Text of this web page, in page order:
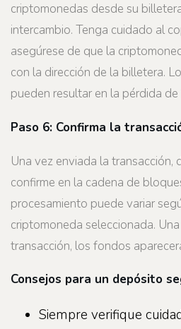
criptomonedas desde su
intercambio. Tenga cuidado al
asegúrese de que la
con la dirección de la billetera.
pueden resultar en la pérdida
Paso 6: Confirma la
Una vez enviada la transacción,
confirme en la cadena de
procesamiento puede variar
criptomoneda seleccionada.
transacción, los fondos
Consejos para un depósito
Siempre verifique